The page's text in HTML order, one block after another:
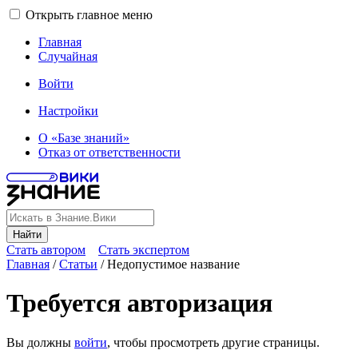
Открыть главное меню
Главная
Случайная
Войти
Настройки
О «Базе знаний»
Отказ от ответственности
Найти
Стать автором Стать экспертом
Главная /Статьи /Недопустимое название
Требуется авторизация
Вы должны войти, чтобы просмотреть другие страницы.